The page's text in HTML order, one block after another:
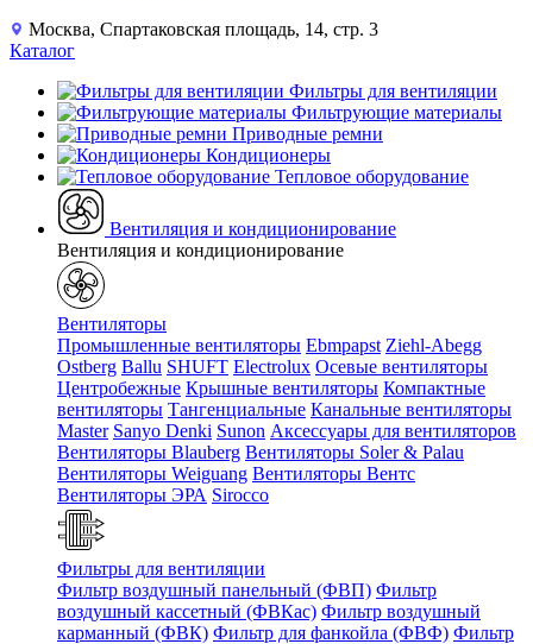
Москва, Спартаковская площадь, 14, стр. 3
Каталог
Фильтры для вентиляции
Фильтрующие материалы
Приводные ремни
Кондиционеры
Тепловое оборудование
Вентиляция и кондиционирование
Вентиляция и кондиционирование
Вентиляторы
Промышленные вентиляторы Ebmpapst Ziehl-Abegg
Ostberg Ballu SHUFT Electrolux Осевые вентиляторы
Центробежные Крышные вентиляторы Компактные
вентиляторы Тангенциальные Канальные вентиляторы
Master Sanyo Denki Sunon Аксессуары для вентиляторов
Вентиляторы Blauberg Вентиляторы Soler & Palau
Вентиляторы Weiguang Вентиляторы Вентс
Вентиляторы ЭРА Sirocco
Фильтры для вентиляции
Фильтр воздушный панельный (ФВП) Фильтр
воздушный кассетный (ФВКас) Фильтр воздушный
карманный (ФВК) Фильтр для фанкойла (ФВФ) Фильтр